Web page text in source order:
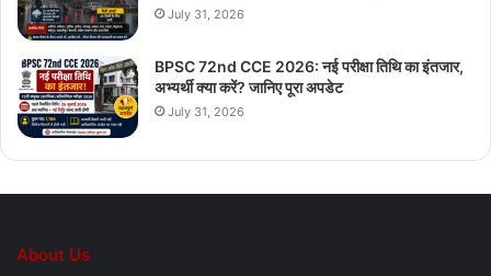
July 31, 2026
BPSC 72nd CCE 2026: नई परीक्षा तिथि का इंतजार,
अभ्यर्थी क्या करें? जानिए पूरा अपडेट
July 31, 2026
About Us